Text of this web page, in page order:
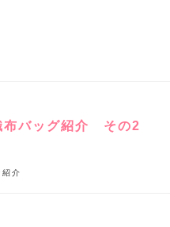
布バッグ紹介 その2
介